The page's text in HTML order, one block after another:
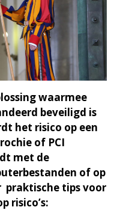
waarmee
beveiligd is
het risico op een
of PCI
met de
of op
praktische tips voor
risico’s: